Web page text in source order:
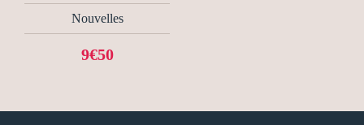
Nouvelles
9€50